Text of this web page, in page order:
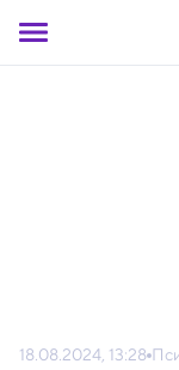
18.08.2024, 13:28